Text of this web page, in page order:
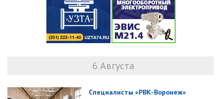
6 Августа
Специалисты «РВК-Воронеж»